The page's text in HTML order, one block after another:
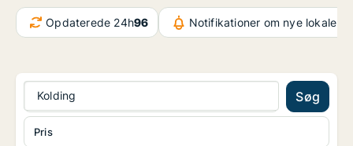
Opdaterede 24h96 Notifikationer om nye lokaler
Kolding Søg
Pris